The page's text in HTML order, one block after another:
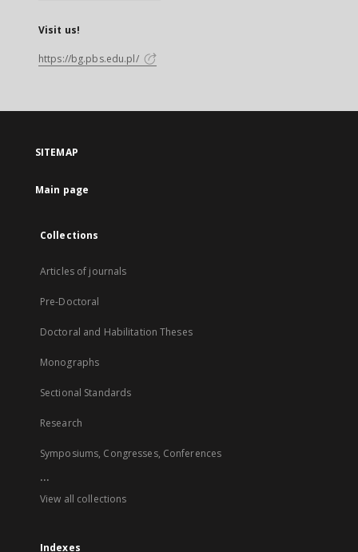
Visit us!
https://bg.pbs.edu.pl/
SITEMAP
Main page
Collections
Articles of journals
Pre-Doctoral
Doctoral and Habilitation Theses
Monographs
Sectional Standards
Research
Symposiums, Congresses, Conferences
...
View all collections
Indexes